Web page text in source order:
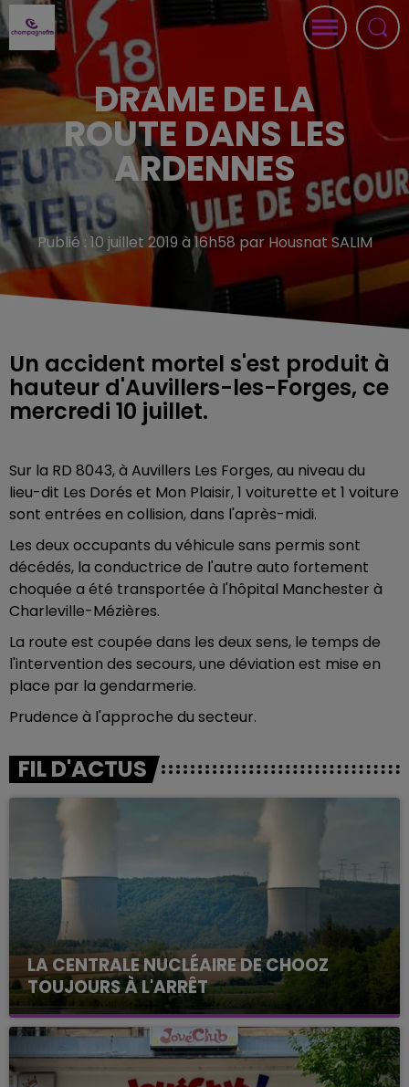
DRAME DE LA
ROUTE DANS LES
ARDENNES
Publié : 10 juillet 2019 à 16h58 par Housnat SALIM
Un accident mortel s'est produit à
hauteur d'Auvillers-les-Forges, ce
mercredi 10 juillet.
Sur la RD 8043, à Auvillers Les Forges, au niveau du
lieu-dit Les Dorés et Mon Plaisir, 1 voiturette et 1 voiture
sont entrées en collision, dans l'après-midi.
Les deux occupants du véhicule sans permis sont
décédés, la conductrice de l'autre auto fortement
choquée a été transportée à l'hôpital Manchester à
Charleville-Mézières.
La route est coupée dans les deux sens, le temps de
l'intervention des secours, une déviation est mise en
place par la gendarmerie.
Prudence à l'approche du secteur.
FIL D'ACTUS
LA CENTRALE NUCLÉAIRE DE CHOOZ
TOUJOURS À L'ARRÊT
Cela fait déjà une semaine que la centrale
nucléaire ardennaise est à l'arrêt. Une situation
justifiée par la sécheresse intense qui est toujours
présente.